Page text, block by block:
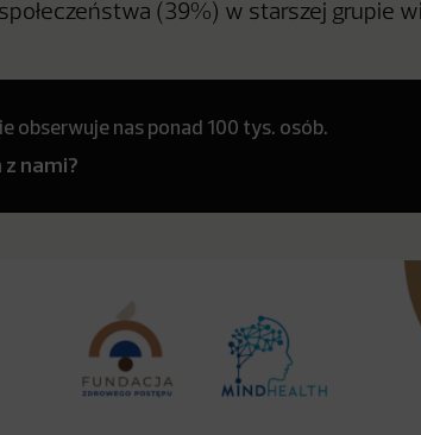
(39%) w starszej grupie
obserwuje nas ponad 100 tys. osób.
nami?